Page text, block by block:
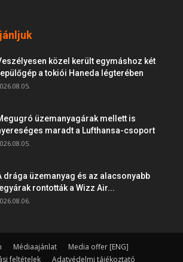
közel került egymáshoz két
a tokiói Haneda légterében
üzemanyagárak mellett is
maradt a Lufthansa-csoport
drága üzemanyag és az alacsonyabb
rontották a Wizz Air...
Médiaajánlat
Media offer [ENG]
feltételek
Adatvédelmi tájékoztató